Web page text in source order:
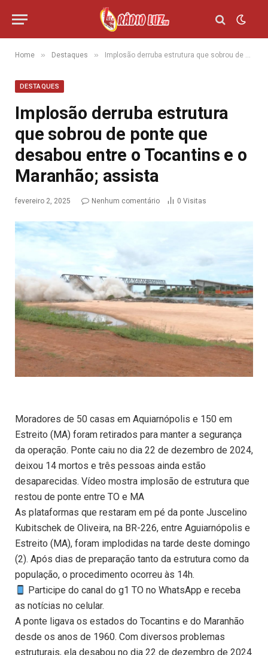
Home » Destaques » Implosão derruba estrutura que sobrou de ponte que desabou entre o Tocantins e o Maranhão; assista
DESTAQUES
Implosão derruba estrutura
que sobrou de ponte que
desabou entre o Tocantins e o
Maranhão; assista
fevereiro 2, 2025 Nenhum comentário 0 Visitas
Moradores de 50 casas em Aquiarnópolis e 150 em
Estreito (MA) foram retirados para manter a segurança
da operação. Ponte caiu no dia 22 de dezembro de 2024,
deixou 14 mortos e três pessoas ainda estão
desaparecidas. Vídeo mostra implosão de estrutura que
restou de ponte entre TO e MA
As plataformas que restaram em pé da ponte Juscelino
Kubitschek de Oliveira, na BR-226, entre Aguiarnópolis e
Estreito (MA), foram implodidas na tarde deste domingo
(2). Após dias de preparação tanto da estrutura como da
população, o procedimento ocorreu às 14h.
Participe do canal do g1 TO no WhatsApp e receba
as notícias no celular.
A ponte ligava os estados do Tocantins e do Maranhão
desde os anos de 1960. Com diversos problemas
estruturais, ela desabou no dia 22 de dezembro de 2024